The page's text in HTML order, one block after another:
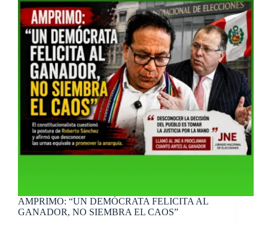
AMPRIMO: “UN DEMÓCRATA FELICITA AL
GANADOR, NO SIEMBRA EL CAOS”